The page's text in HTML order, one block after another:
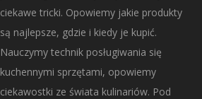
ciekawe tricki. Opowiemy jakie produkty
są najlepsze, gdzie i kiedy je kupić.
Nauczymy technik posługiwania się
kuchennymi sprzętami, opowiemy
ciekawostki ze świata kulinariów. Pod